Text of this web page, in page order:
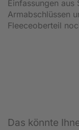
Einfassungen aus
Armabschlüssen
Fleeceoberteil
Das könnte